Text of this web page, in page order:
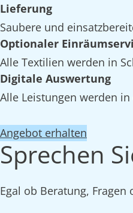
Lieferung
Saubere und
Optionaler
Alle Textilien werden in
Digitale Auswertung
Alle Leistungen werden
Angebot erhalten
Sprechen
Egal ob Beratung,